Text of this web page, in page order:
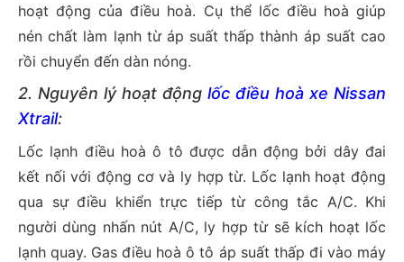
hoạt động của điều hoà. Cụ thể lốc điều hoà giúp
nén chất làm lạnh từ áp suất thấp thành áp suất cao
rồi chuyển đến dàn nóng.
2. Nguyên lý hoạt động lốc điều hoà xe Nissan
Xtrail:
Lốc lạnh điều hoà ô tô được dẫn động bởi dây đai
kết nối với động cơ và ly hợp từ. Lốc lạnh hoạt động
qua sự điều khiển trực tiếp từ công tắc A/C. Khi
người dùng nhấn nút A/C, ly hợp từ sẽ kích hoạt lốc
lạnh quay. Gas điều hoà ô tô áp suất thấp đi vào máy